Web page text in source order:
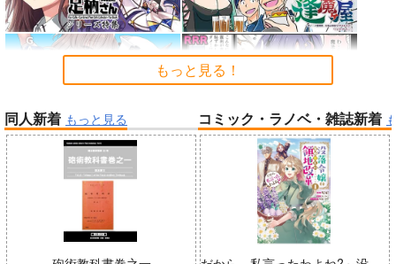
魔王マーラ煩悩学園 ～勇者、教師に 時々ボソッとロシア語でデレる勇者
のアーリャさん
帝国機神ヴォルカミオン 2 ふかふかダンジョン攻略記 19
インゴクダンチ
「魔法少女リリカルなのは EX
CEEDS Gun Blaze Vengeanc
e」オープニングテーマ CRIM
SON BULLET/水樹奈々
もっと見る！
同人新着 もっと見る コミック・ラノベ・雑誌新着